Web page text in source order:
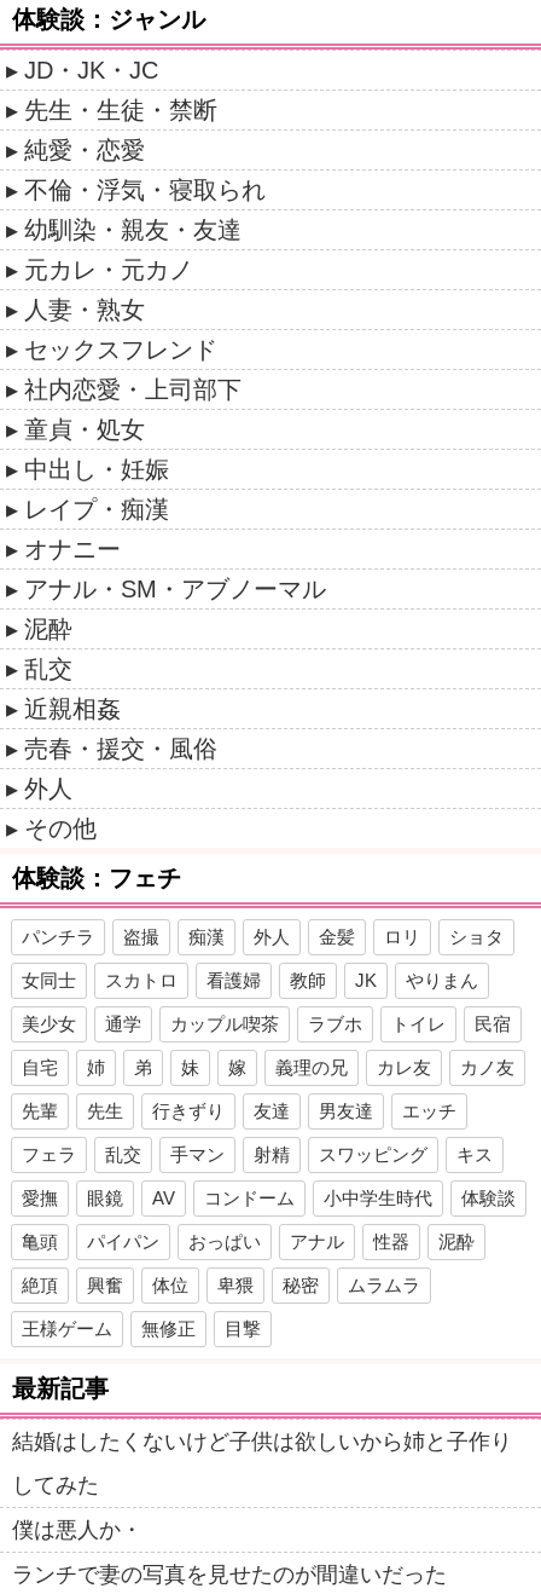
体験談：ジャンル
JD・JK・JC
先生・生徒・禁断
純愛・恋愛
不倫・浮気・寝取られ
幼馴染・親友・友達
元カレ・元カノ
人妻・熟女
セックスフレンド
社内恋愛・上司部下
童貞・処女
中出し・妊娠
レイプ・痴漢
オナニー
アナル・SM・アブノーマル
泥酔
乱交
近親相姦
売春・援交・風俗
外人
その他
体験談：フェチ
パンチラ 盗撮 痴漢 外人 金髪 ロリ ショタ
女同士 スカトロ 看護婦 教師 JK やりまん
美少女 通学 カップル喫茶 ラブホ トイレ 民宿
自宅 姉 弟 妹 嫁 義理の兄 カレ友 カノ友
先輩 先生 行きずり 友達 男友達 エッチ
フェラ 乱交 手マン 射精 スワッピング キス
愛撫 眼鏡 AV コンドーム 小中学生時代 体験談
亀頭 パイパン おっぱい アナル 性器 泥酔
絶頂 興奮 体位 卑猥 秘密 ムラムラ
王様ゲーム 無修正 目撃
最新記事
結婚はしたくないけど子供は欲しいから姉と子作り
してみた
僕は悪人か・
ランチで妻の写真を見せたのが間違いだった